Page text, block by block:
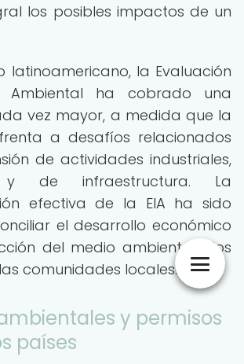
los posibles impactos de un
latinoamericano, la Evaluación
ha cobrado una
vez mayor, a medida que la
a desafíos relacionados
de actividades industriales,
y de infraestructura. La
efectiva de la EIA ha sido
el desarrollo económico
del medio ambiente y los
comunidades locales.
y permisos
países